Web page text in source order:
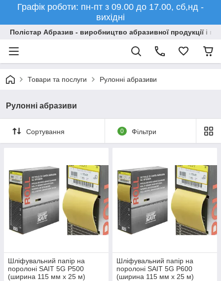
Графік роботи: пн-пт з 09.00 до 17.00, сб,нд -
вихідні
Полістар Абразив - виробництво абразивної продукції і
Товари та послуги Рулонні абразиви
Рулонні абразиви
Сортування 0 Фільтри
Шліфувальний папір на
поролоні SAIT 5G P500
(ширина 115 мм х 25 м)
Шліфувальний папір на
поролоні SAIT 5G P600
(ширина 115 мм х 25 м)